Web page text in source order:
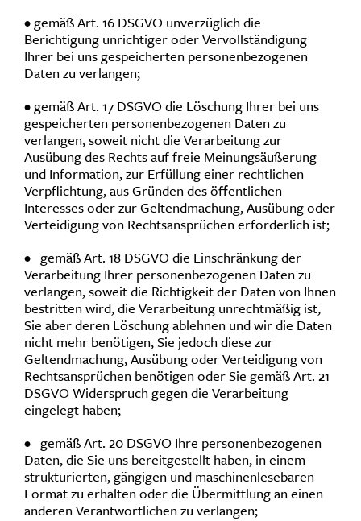
• gemäß Art. 16 DSGVO unverzüglich die
Berichtigung unrichtiger oder Vervollständigung
Ihrer bei uns gespeicherten personenbezogenen
Daten zu verlangen;
• gemäß Art. 17 DSGVO die Löschung Ihrer bei uns
gespeicherten personenbezogenen Daten zu
verlangen, soweit nicht die Verarbeitung zur
Ausübung des Rechts auf freie Meinungsäußerung
und Information, zur Erfüllung einer rechtlichen
Verpflichtung, aus Gründen des öffentlichen
Interesses oder zur Geltendmachung, Ausübung oder
Verteidigung von Rechtsansprüchen erforderlich ist;
• gemäß Art. 18 DSGVO die Einschränkung der
Verarbeitung Ihrer personenbezogenen Daten zu
verlangen, soweit die Richtigkeit der Daten von Ihnen
bestritten wird, die Verarbeitung unrechtmäßig ist,
Sie aber deren Löschung ablehnen und wir die Daten
nicht mehr benötigen, Sie jedoch diese zur
Geltendmachung, Ausübung oder Verteidigung von
Rechtsansprüchen benötigen oder Sie gemäß Art. 21
DSGVO Widerspruch gegen die Verarbeitung
eingelegt haben;
• gemäß Art. 20 DSGVO Ihre personenbezogenen
Daten, die Sie uns bereitgestellt haben, in einem
strukturierten, gängigen und maschinenlesebaren
Format zu erhalten oder die Übermittlung an einen
anderen Verantwortlichen zu verlangen;